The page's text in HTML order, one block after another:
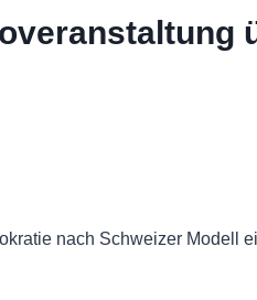
nach Schweizer Modell